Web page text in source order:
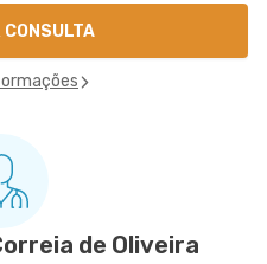
CONSULTA
de Oliveira